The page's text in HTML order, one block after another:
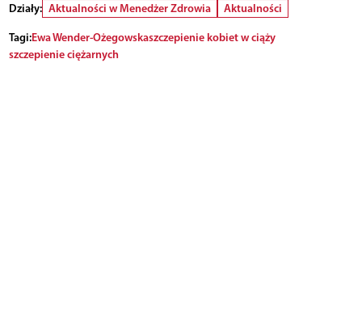
Działy: Aktualności w Menedżer Zdrowia
Aktualności
Tagi:Ewa Wender-Ożegowskaszczepienie kobiet w ciąży
szczepienie ciężarnych